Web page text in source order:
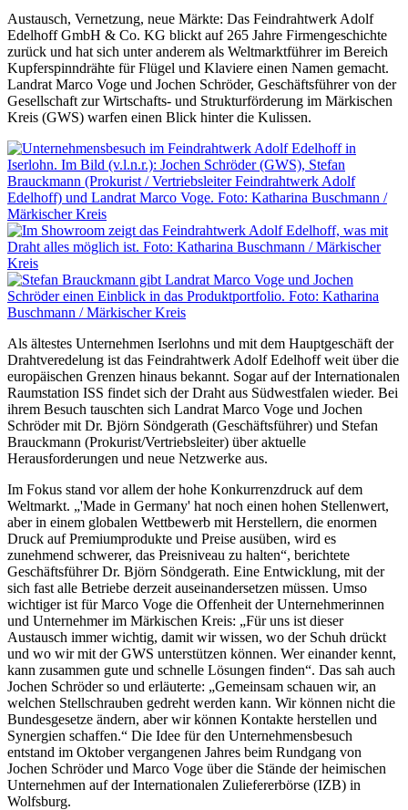
Austausch, Vernetzung, neue Märkte: Das Feindrahtwerk Adolf
Edelhoff GmbH & Co. KG blickt auf 265 Jahre Firmengeschichte
zurück und hat sich unter anderem als Weltmarktführer im Bereich
Kupferspinndrähte für Flügel und Klaviere einen Namen gemacht.
Landrat Marco Voge und Jochen Schröder, Geschäftsführer von der
Gesellschaft zur Wirtschafts- und Strukturförderung im Märkischen
Kreis (GWS) warfen einen Blick hinter die Kulissen.
Als ältestes Unternehmen Iserlohns und mit dem Hauptgeschäft der
Drahtveredelung ist das Feindrahtwerk Adolf Edelhoff weit über die
europäischen Grenzen hinaus bekannt. Sogar auf der Internationalen
Raumstation ISS findet sich der Draht aus Südwestfalen wieder. Bei
ihrem Besuch tauschten sich Landrat Marco Voge und Jochen
Schröder mit Dr. Björn Söndgerath (Geschäftsführer) und Stefan
Brauckmann (Prokurist/Vertriebsleiter) über aktuelle
Herausforderungen und neue Netzwerke aus.
Im Fokus stand vor allem der hohe Konkurrenzdruck auf dem
Weltmarkt. „'Made in Germany' hat noch einen hohen Stellenwert,
aber in einem globalen Wettbewerb mit Herstellern, die enormen
Druck auf Premiumprodukte und Preise ausüben, wird es
zunehmend schwerer, das Preisniveau zu halten“, berichtete
Geschäftsführer Dr. Björn Söndgerath. Eine Entwicklung, mit der
sich fast alle Betriebe derzeit auseinandersetzen müssen. Umso
wichtiger ist für Marco Voge die Offenheit der Unternehmerinnen
und Unternehmer im Märkischen Kreis: „Für uns ist dieser
Austausch immer wichtig, damit wir wissen, wo der Schuh drückt
und wo wir mit der GWS unterstützen können. Wer einander kennt,
kann zusammen gute und schnelle Lösungen finden“. Das sah auch
Jochen Schröder so und erläuterte: „Gemeinsam schauen wir, an
welchen Stellschrauben gedreht werden kann. Wir können nicht die
Bundesgesetze ändern, aber wir können Kontakte herstellen und
Synergien schaffen.“ Die Idee für den Unternehmensbesuch
entstand im Oktober vergangenen Jahres beim Rundgang von
Jochen Schröder und Marco Voge über die Stände der heimischen
Unternehmen auf der Internationalen Zuliefererbörse (IZB) in
Wolfsburg.